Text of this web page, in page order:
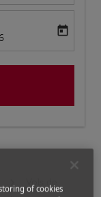
date-aria-label
today
Vols de
of cookies